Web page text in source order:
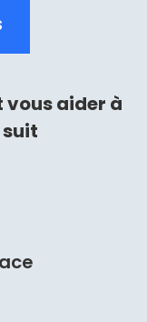
vous aider à